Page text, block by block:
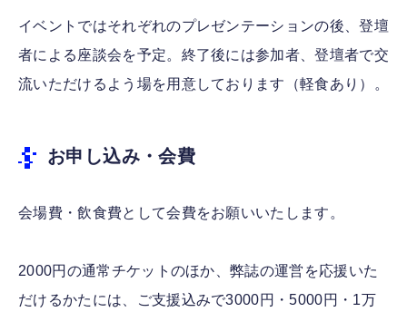
イベントではそれぞれのプレゼンテーションの後、登壇
者による座談会を予定。終了後には参加者、登壇者で交
流いただけるよう場を用意しております（軽食あり）。
お申し込み・会費
会場費・飲食費として会費をお願いいたします。
2000円の通常チケットのほか、弊誌の運営を応援いた
だけるかたには、ご支援込みで3000円・5000円・1万